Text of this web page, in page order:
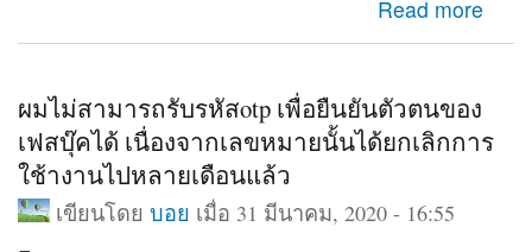
Read more
about ขณะนี้ Drupal 8 ออกเวอร์ชันล่าสุดถึง Drupal-8.8.5
แล้ว
ผมไม่สามารถรับรหัสotp เพื่อยืนยันตัวตนของ
เฟสบุ๊คได้ เนื่องจากเลขหมายนั้นได้ยกเลิกการ
ใช้างานไปหลายเดือนแล้ว
เขียนโดย บอย เมื่อ 31 มีนาคม, 2020 - 16:55